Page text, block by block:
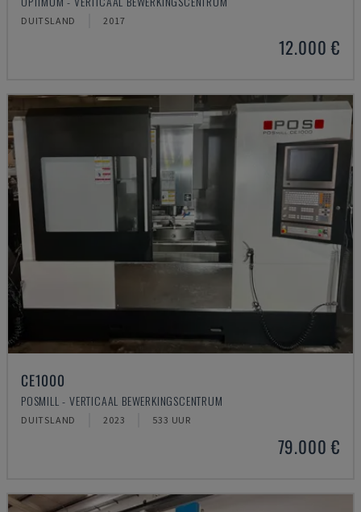
DUITSLAND 2017
12.000 €
CE1000
POSMILL - VERTICAAL BEWERKINGSCENTRUM
DUITSLAND 2023 533 UUR
79.000 €